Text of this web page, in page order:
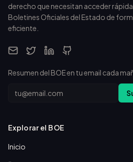
derecho que necesitan acceder
Boletines Oficiales del Estado de
eficiente.
Resumen del BOE en tu email cada
Email
Explorar el BOE
Inicio